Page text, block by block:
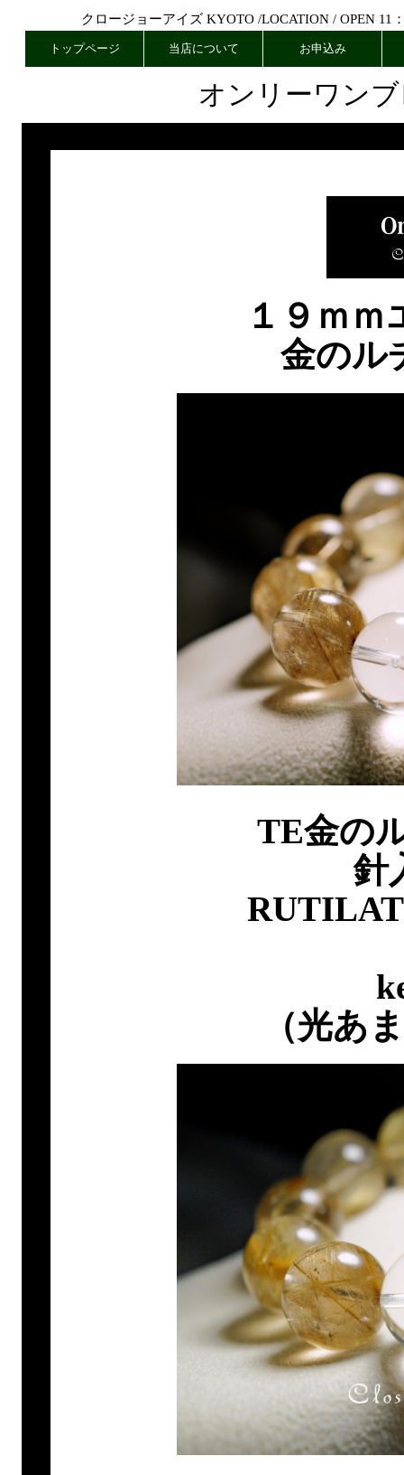
クロージョーアイズ KYOTO /LOCATION/ OPEN 11
トップページ 当店について お申込み
オンリーワン
１９ｍ
金のル
TE金の
針
（光あ